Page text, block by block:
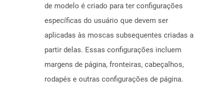
de modelo é criado para ter configurações
específicas do usuário que devem ser
aplicadas às moscas subsequentes criadas a
partir delas. Essas configurações incluem
margens de página, fronteiras, cabeçalhos,
rodapés e outras configurações de página.